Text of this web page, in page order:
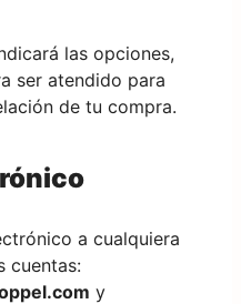
las opciones,
ser atendido para
de tu compra.
a cualquiera
cuentas:
y